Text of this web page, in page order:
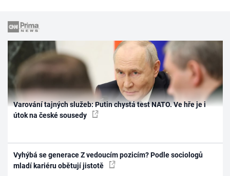
Varování tajných služeb: Putin chystá test NATO. Ve hře je i
útok na české sousedy
Vyhýbá se generace Z vedoucím pozicím? Podle sociologů
mladí kariéru obětují jistotě